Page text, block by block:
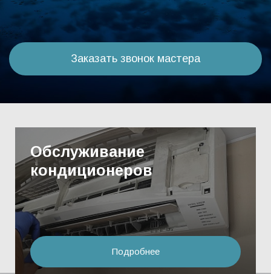
Заказать звонок мастера
Обслуживание
кондиционеров
Подробнее